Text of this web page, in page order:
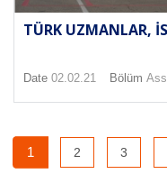
TÜRK UZMANLAR,
Date 02.02.21 Bölüm
1 2 3